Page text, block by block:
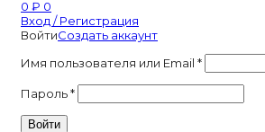
0 ₽ 0
Вход / Регистрация
ВойтиСоздать аккаунт
Имя пользователя или Email *
Пароль*
Войти